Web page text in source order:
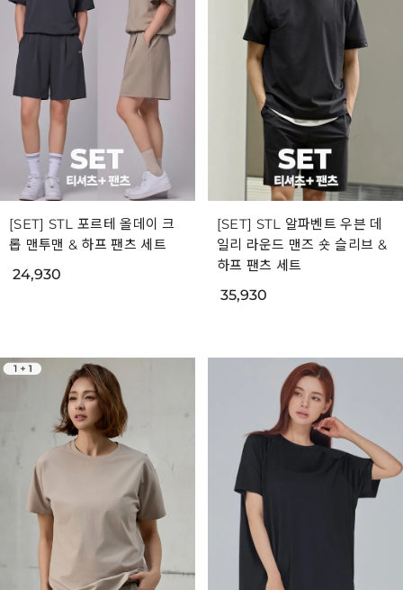
[SET] STL 포르테 올데이 크
롭 맨투맨 & 하프 팬츠 세트
24,930
[SET] STL 알파벤트 우븐 데
일리 라운드 맨즈 숏 슬리브 &
하프 팬츠 세트
35,930